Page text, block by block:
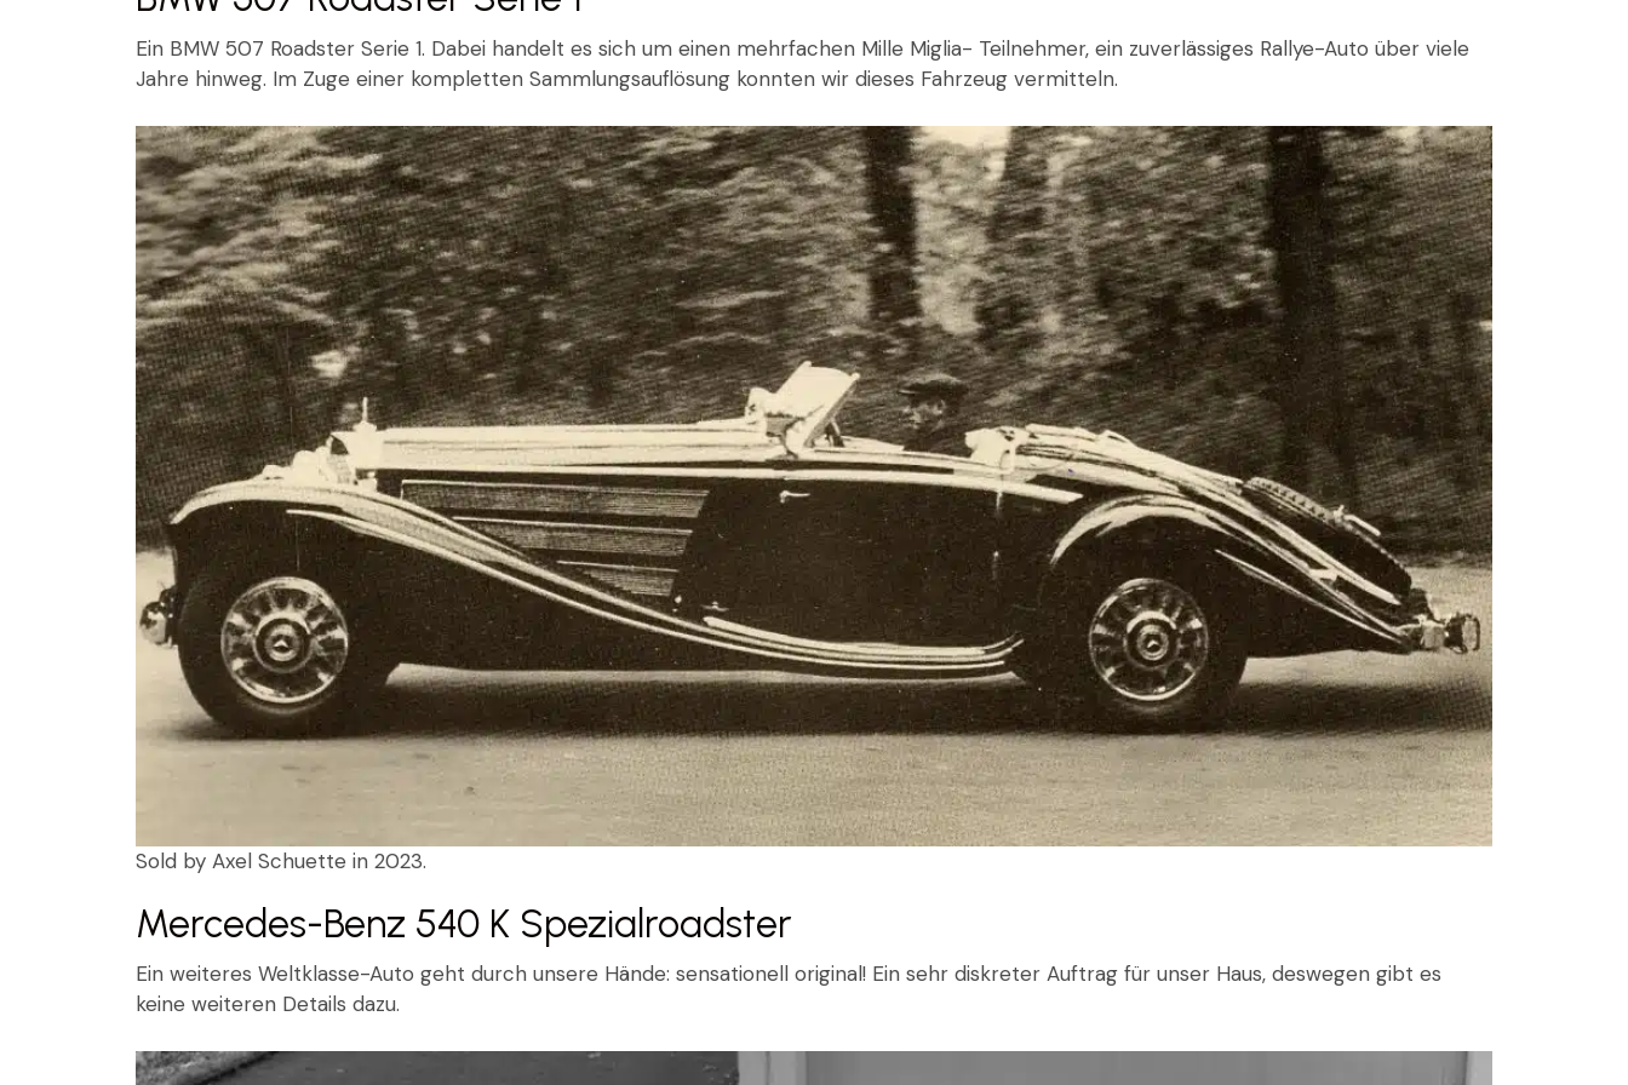
Ein BMW 507 Roadster Serie 1. Dabei handelt es sich um einen mehrfachen Mille Miglia- Teilnehmer, ein zuverlässiges Rallye-Auto über viele
Jahre hinweg. Im Zuge einer kompletten Sammlungsauflösung konnten wir dieses Fahrzeug vermitteln.
Sold by Axel Schuette in 2023.
Mercedes-Benz 540 K Spezialroadster
Ein weiteres Weltklasse-Auto geht durch unsere Hände: sensationell original! Ein sehr diskreter Auftrag für unser Haus, deswegen gibt es
keine weiteren Details dazu.